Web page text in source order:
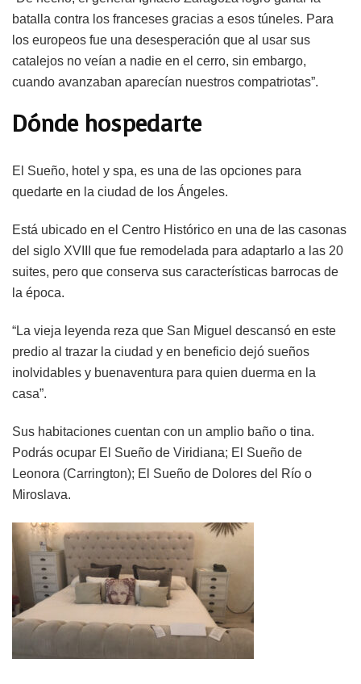
batalla contra los franceses gracias a esos túneles. Para
los europeos fue una desesperación que al usar sus
catalejos no veían a nadie en el cerro, sin embargo,
cuando avanzaban aparecían nuestros compatriotas”.
Dónde hospedarte
El Sueño, hotel y spa, es una de las opciones para
quedarte en la ciudad de los Ángeles.
Está ubicado en el Centro Histórico en una de las casonas
del siglo XVIII que fue remodelada para adaptarlo a las 20
suites, pero que conserva sus características barrocas de
la época.
“La vieja leyenda reza que San Miguel descansó en este
predio al trazar la ciudad y en beneficio dejó sueños
inolvidables y buenaventura para quien duerma en la
casa”.
Sus habitaciones cuentan con un amplio baño o tina.
Podrás ocupar El Sueño de Viridiana; El Sueño de
Leonora (Carrington); El Sueño de Dolores del Río o
Miroslava.